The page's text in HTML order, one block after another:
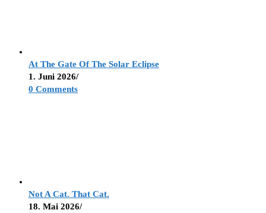
At The Gate Of The Solar Eclipse
1. Juni 2026/
0 Comments
Not A Cat. That Cat.
18. Mai 2026/